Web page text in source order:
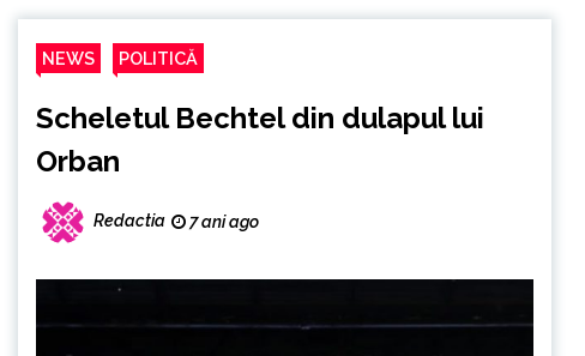
NEWS POLITICĂ
Scheletul Bechtel din dulapul lui
Orban
Redactia 7 ani ago